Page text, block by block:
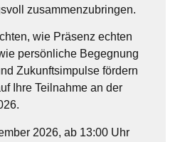
zusammenzubringen.
wie Präsenz echten
persönliche Begegnung
Zukunftsimpulse fördern
Ihre Teilnahme an der
2026, ab 13:00 Uhr